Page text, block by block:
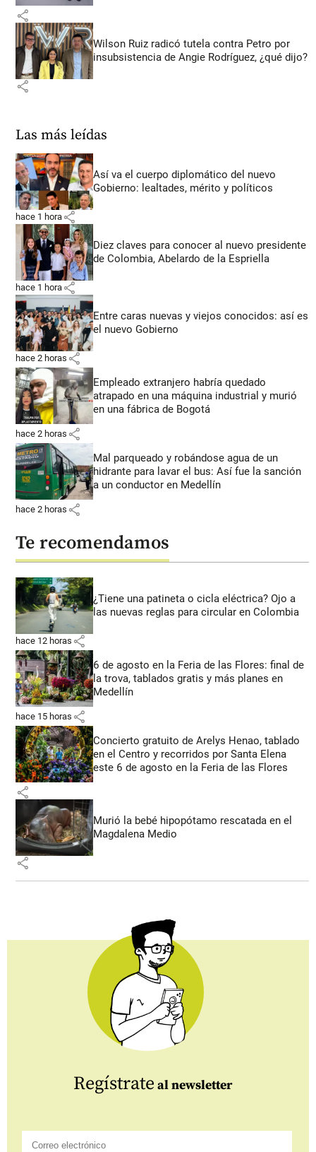
share
Wilson Ruiz radicó tutela contra Petro por
insubsistencia de Angie Rodríguez, ¿qué dijo?
share
Las más leídas
Así va el cuerpo diplomático del nuevo
Gobierno: lealtades, mérito y políticos
hace 1 hora share
Diez claves para conocer al nuevo presidente
de Colombia, Abelardo de la Espriella
hace 1 hora share
Entre caras nuevas y viejos conocidos: así es
el nuevo Gobierno
hace 2 horas share
Empleado extranjero habría quedado
atrapado en una máquina industrial y murió
en una fábrica de Bogotá
hace 2 horas share
Mal parqueado y robándose agua de un
hidrante para lavar el bus: Así fue la sanción
a un conductor en Medellín
hace 2 horas share
Te recomendamos
¿Tiene una patineta o cicla eléctrica? Ojo a
las nuevas reglas para circular en Colombia
hace 12 horas share
6 de agosto en la Feria de las Flores: final de
la trova, tablados gratis y más planes en
Medellín
hace 15 horas share
Concierto gratuito de Arelys Henao, tablado
en el Centro y recorridos por Santa Elena
este 6 de agosto en la Feria de las Flores
share
Murió la bebé hipopótamo rescatada en el
Magdalena Medio
share
Regístrate al newsletter